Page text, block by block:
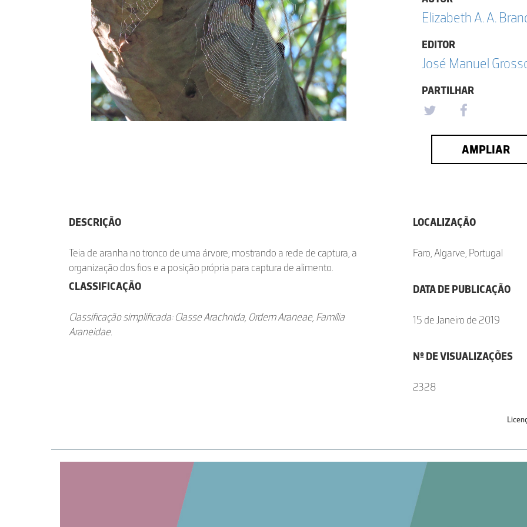
Elizabeth A. A.
EDITOR
José Manuel
PARTILHAR
AMPLIAR
DESCRIÇÃO
Teia de aranha no tronco de uma árvore, mostrando a rede de captura, a
organização dos fios e a posição própria para captura de alimento.
CLASSIFICAÇÃO
Classificação simplificada: Classe Arachnida, Ordem Araneae, Família
Araneidae.
LOCALIZAÇÃO
Faro, Algarve, Portugal
DATA DE PUBLICAÇÃO
15 de Janeiro de 2019
Nº DE VISUALIZAÇÕES
2328